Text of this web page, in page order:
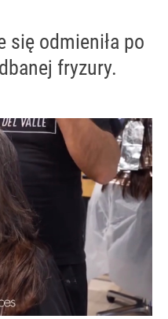
się odmieniła po
fryzury.